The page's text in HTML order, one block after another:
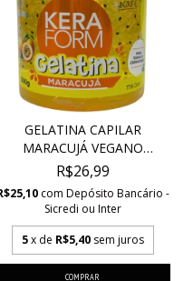
GELATINA CAPILAR
MARACUJÁ VEGANO
KERAFOR...
R$26,99
com Depósito Bancário -
Sicredi ou Inter
5 x de R$5,40 sem juros